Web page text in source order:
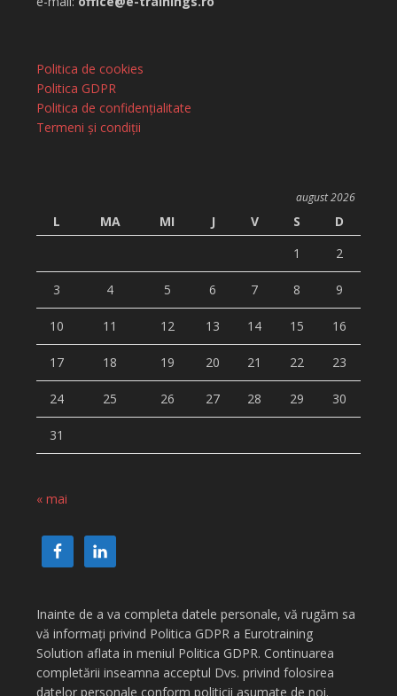
Politica de cookies
Politica GDPR
Politica de confidențialitate
Termeni și condiții
august 2026
L MA MI J V S
D
1
2
3 4 5 6 7 8 9
10 11 12 13 14 15 16
17 18 19 20 21 22 23
24 25 26 27 28 29 30
31
« mai
Inainte de a va completa datele personale, vă rugăm sa
vă informați privind Politica GDPR a Eurotraining
Solution aflata in meniul Politica GDPR. Continuarea
completării inseamna acceptul Dvs. privind folosirea
datelor personale conform politicii asumate de noi.